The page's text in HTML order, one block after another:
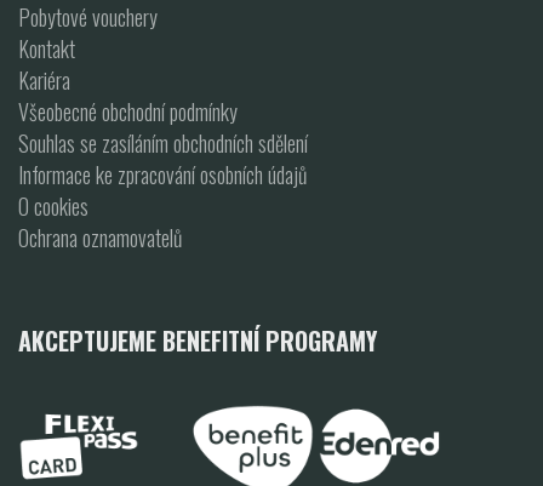
Pobytové vouchery
Kontakt
Kariéra
Všeobecné obchodní podmínky
Souhlas se zasíláním obchodních sdělení
Informace ke zpracování osobních údajů
O cookies
Ochrana oznamovatelů
AKCEPTUJEME BENEFITNÍ PROGRAMY